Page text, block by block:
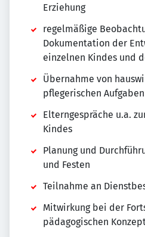
Erziehung
regelmäßige
Dokumentation der
einzelnen Kindes und
Übernahme von
pflegerischen Aufgaben
Elterngespräche u.a.
Kindes
Planung und
und Festen
Teilnahme an
Mitwirkung bei der
pädagogischen